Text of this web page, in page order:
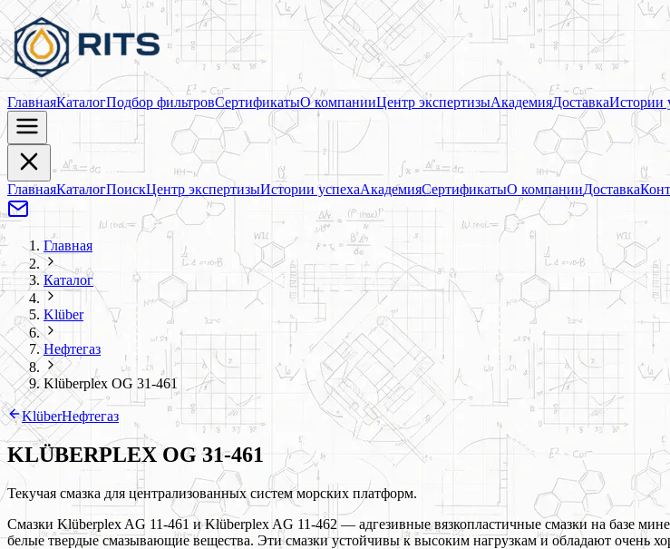
ГлавнаяКаталогПодбор фильтровСертификатыО компанииЦентр экспертизыАкадемияДоставкаИстории
ГлавнаяКаталогПоискЦентр экспертизыИстории успехаАкадемияСертификатыО компанииДоставка
Главная
Каталог
Klüber
Нефтегаз
Klüberplex OG 31-461
KlüberНефтегаз
KLÜBERPLEX OG 31-461
Текучая смазка для централизованных систем морских платформ.
Смазки Klüberplex AG 11-461 и Klüberplex AG 11-462 — адгезивные вязкопластичные смазки на базе
белые твердые смазывающие вещества. Эти смазки устойчивы к высоким нагрузкам и обладают очень